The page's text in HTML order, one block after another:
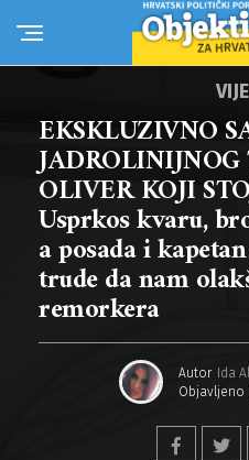
EKSKLUZIVNO
OLIVER KOJI
Usprkos kvaru,
a posada i
trude da nam
remorkera
Autor Ida
Objavljeno